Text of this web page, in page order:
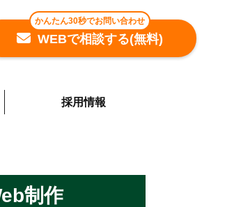
かんたん30秒でお問い合わせ
WEBで相談する(無料)
採用情報
制作